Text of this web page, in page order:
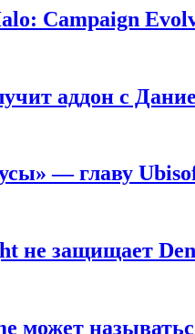
Campaign
аддон с
— главу
не защищает
может